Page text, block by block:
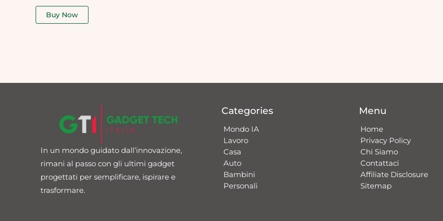
out
Buy Now
In un mondo guidato dall’innovazione,
rimani al passo con gli ultimi gadget
progettati per semplificare, ispirare e
trasformare.
Categories
Mondo IA
Lavoro
Casa
Auto
Bambini
Personali
Menu
Home
Privacy Policy
Chi Siamo
Contattaci​
Affiliate Disclosure
Sitemap